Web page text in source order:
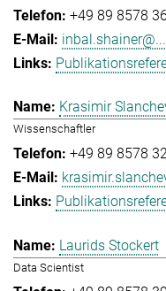
+49 89 8578
inbal.shainer@...
Krasimir
Wissenschaftler
+49 89 8578
Laurids Stockert
Data Scientist